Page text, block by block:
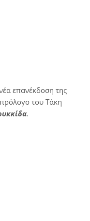
επανέκδοση της
του Τάκη
.